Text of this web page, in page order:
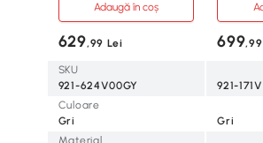
SKU
Culoare
Material
Adaugă în coș
629,99 Lei
921-624V00GY
Gri
699
921-
Gri